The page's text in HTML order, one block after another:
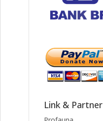
Link & Partner